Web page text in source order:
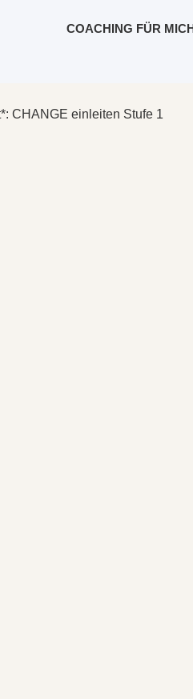
COACHING FÜR
CHANGE einleiten Stufe 1